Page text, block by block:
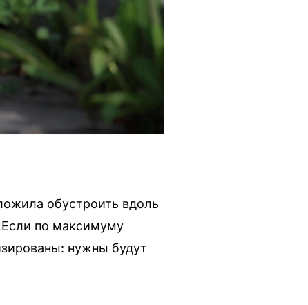
обустроить вдоль
по максимуму
нужны будут